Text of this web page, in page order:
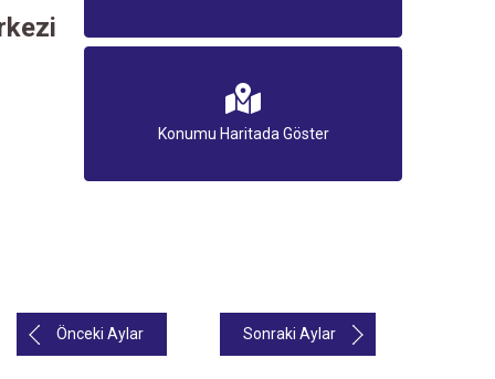
Konumu Haritada Göster
Önceki Aylar Sonraki Aylar